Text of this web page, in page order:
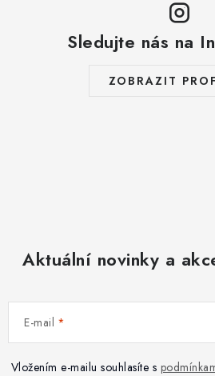
Sledujte nás na
ZOBRAZIT
Aktuální novinky a
E-mail
Vložením e-mailu souhlasíte s